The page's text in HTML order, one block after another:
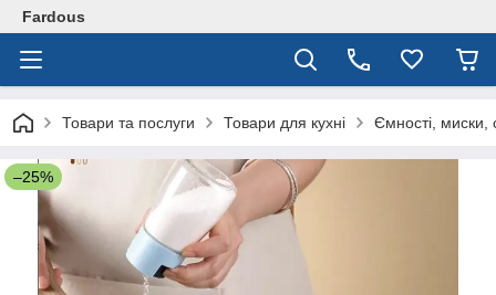
Fardous
Товари та послуги Товари для кухні Ємності, миски,
–25%